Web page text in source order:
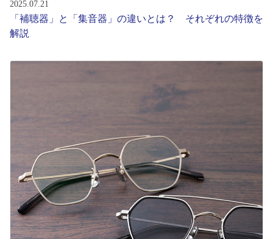
2025.07.21
「補聴器」と「集音器」の違いとは？ それぞれの特徴を
解説